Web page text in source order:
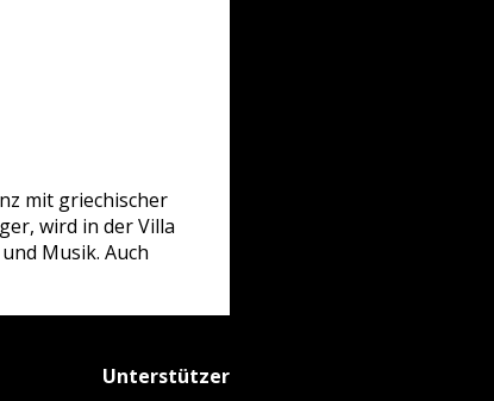
mit griechischer
wird in der Villa
Musik. Auch
Unterstützer